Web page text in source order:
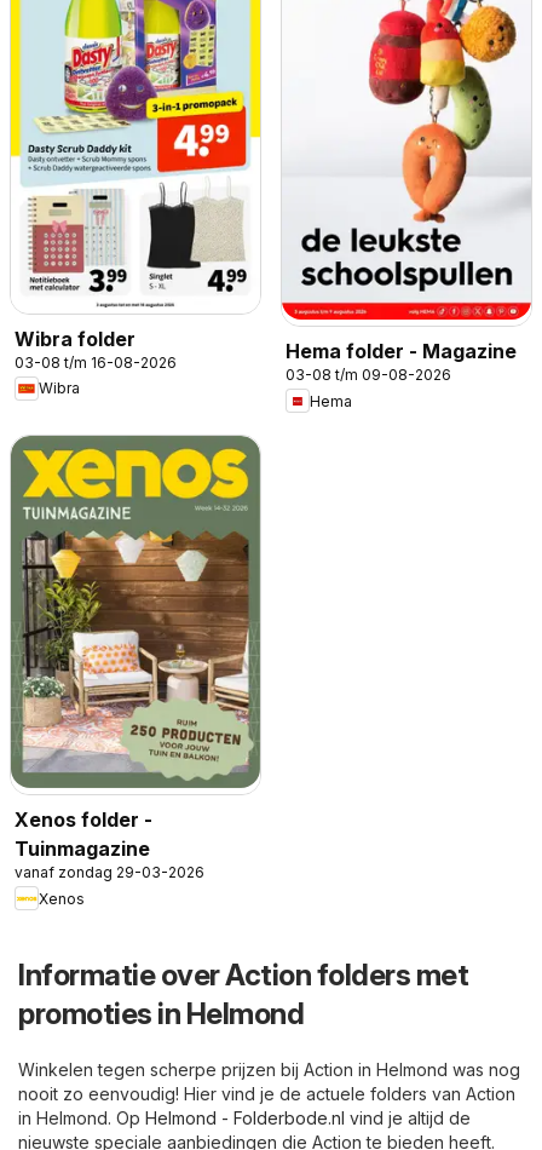
Wibra folder
03-08 t/m 16-08-2026
Wibra
Hema folder - Magazine
03-08 t/m 09-08-2026
Hema
Xenos folder -
Tuinmagazine
vanaf zondag 29-03-2026
Xenos
Informatie over Action folders met
promoties in Helmond
Winkelen tegen scherpe prijzen bij Action in Helmond was nog
nooit zo eenvoudig! Hier vind je de actuele folders van Action
in Helmond. Op Helmond - Folderbode.nl vind je altijd de
nieuwste speciale aanbiedingen die Action te bieden heeft.